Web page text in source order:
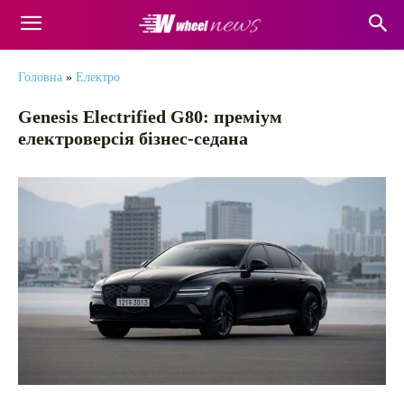
Головна » Електро
Genesis Electrified G80: преміум
електроверсія бізнес-седана